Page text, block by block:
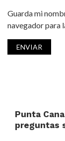
Guarda mi
navegador para
Punta
preguntas